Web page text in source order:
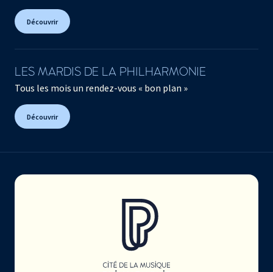
Découvrir
LES MARDIS DE LA PHILHARMONIE
Tous les mois un rendez-vous « bon plan »
Découvrir